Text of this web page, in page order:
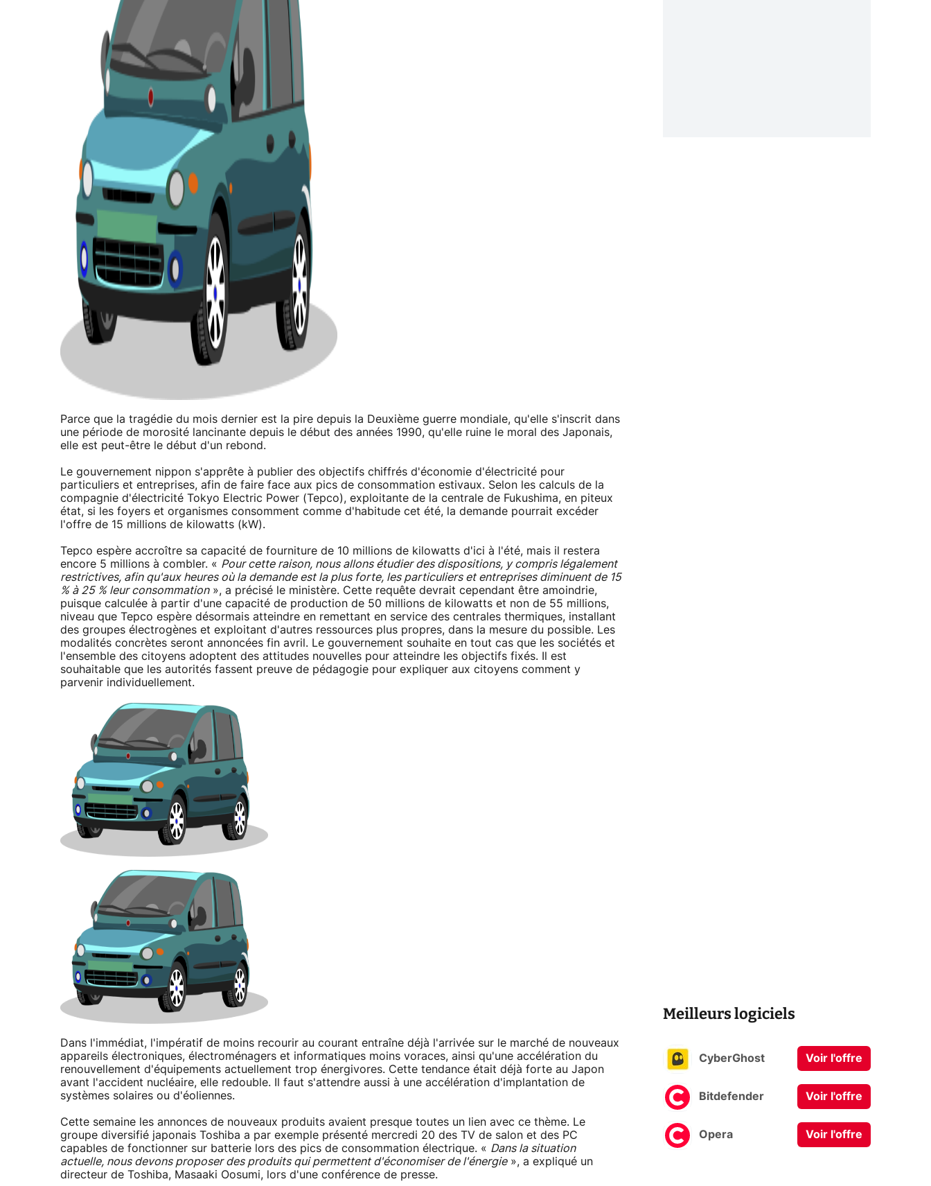
Parce que la tragédie du mois dernier est la pire depuis la Deuxième guerre mondiale, qu'elle s'inscrit dans
une période de morosité lancinante depuis le début des années 1990, qu'elle ruine le moral des Japonais,
elle est peut-être le début d'un rebond.
Le gouvernement nippon s'apprête à publier des objectifs chiffrés d'économie d'électricité pour
particuliers et entreprises, afin de faire face aux pics de consommation estivaux. Selon les calculs de la
compagnie d'électricité Tokyo Electric Power (Tepco), exploitante de la centrale de Fukushima, en piteux
état, si les foyers et organismes consomment comme d'habitude cet été, la demande pourrait excéder
l'offre de 15 millions de kilowatts (kW).
Tepco espère accroître sa capacité de fourniture de 10 millions de kilowatts d'ici à l'été, mais il restera
encore 5 millions à combler. « Pour cette raison, nous allons étudier des dispositions, y compris légalement
restrictives, afin qu'aux heures où la demande est la plus forte, les particuliers et entreprises diminuent de 15
% à 25 % leur consommation», a précisé le ministère. Cette requête devrait cependant être amoindrie,
puisque calculée à partir d'une capacité de production de 50 millions de kilowatts et non de 55 millions,
niveau que Tepco espère désormais atteindre en remettant en service des centrales thermiques, installant
des groupes électrogènes et exploitant d'autres ressources plus propres, dans la mesure du possible. Les
modalités concrètes seront annoncées fin avril. Le gouvernement souhaite en tout cas que les sociétés et
l'ensemble des citoyens adoptent des attitudes nouvelles pour atteindre les objectifs fixés. Il est
souhaitable que les autorités fassent preuve de pédagogie pour expliquer aux citoyens comment y
parvenir individuellement.
Dans l'immédiat, l'impératif de moins recourir au courant entraîne déjà l'arrivée sur le marché de nouveaux
appareils électroniques, électroménagers et informatiques moins voraces, ainsi qu'une accélération du
renouvellement d'équipements actuellement trop énergivores. Cette tendance était déjà forte au Japon
avant l'accident nucléaire, elle redouble. Il faut s'attendre aussi à une accélération d'implantation de
systèmes solaires ou d'éoliennes.
Cette semaine les annonces de nouveaux produits avaient presque toutes un lien avec ce thème. Le
groupe diversifié japonais Toshiba a par exemple présenté mercredi 20 des TV de salon et des PC
capables de fonctionner sur batterie lors des pics de consommation électrique. « Dans la situation
actuelle, nous devons proposer des produits qui permettent d'économiser de l'énergie», a expliqué un
directeur de Toshiba, Masaaki Oosumi, lors d'une conférence de presse.
Meilleurs logiciels
CyberGhost Voir l'offre
Bitdefender Voir l'offre
Opera Voir l'offre